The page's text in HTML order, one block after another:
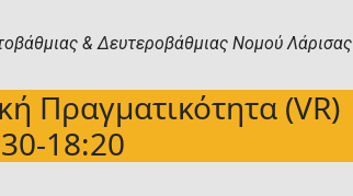
& Δευτεροβάθμιας Νομού Λάρισας
Πραγματικότητα (VR)
18:20